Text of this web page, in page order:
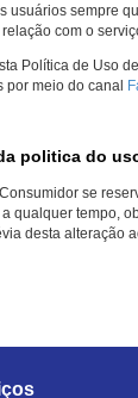
usuários sempre
com o
Política de Uso
por meio do canal
politica do
se
qualquer tempo,
desta alteração